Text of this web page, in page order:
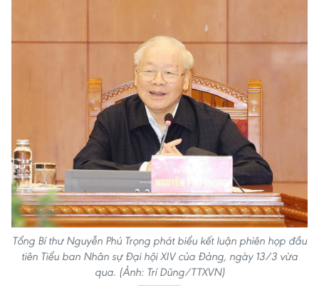
Tổng Bí thư Nguyễn Phú Trọng phát biểu kết luận phiên họp đầu
tiên Tiểu ban Nhân sự Đại hội XIV của Đảng, ngày 13/3 vừa
qua. (Ảnh: Trí Dũng/TTXVN)